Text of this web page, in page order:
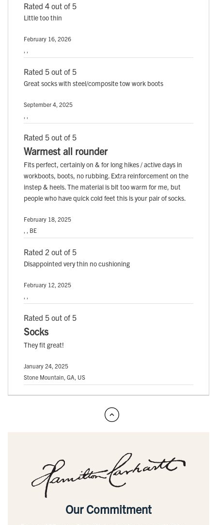
Rated 4 out of 5
Little too thin
February 16, 2026
Rated 5 out of 5
Great socks with steel/composite tow work boots
September 4, 2025
Rated 5 out of 5
Warmest all rounder
Fits perfect, certainly on & for long hikes / active days in
workboots, boots, no rubbing. Extra reinforcement on the
instep & heels. The material is bit too warm for me, but
people who have quick cold feet this is your pair of socks.
February 18, 2025
, , BE
Rated 2 out of 5
Disappointed very thin no cushioning
February 12, 2025
Rated 5 out of 5
Socks
They fit great!
January 24, 2025
Stone Mountain, GA, US
Our Commitment